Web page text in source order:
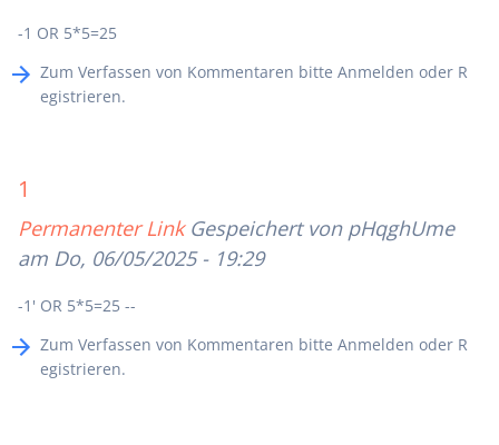
-1 OR 5*5=25
Zum Verfassen von Kommentaren bitte Anmelden oder R
egistrieren.
1
Permanenter Link Gespeichert von pHqghUme
am Do, 06/05/2025 - 19:29
-1' OR 5*5=25 --
Zum Verfassen von Kommentaren bitte Anmelden oder R
egistrieren.